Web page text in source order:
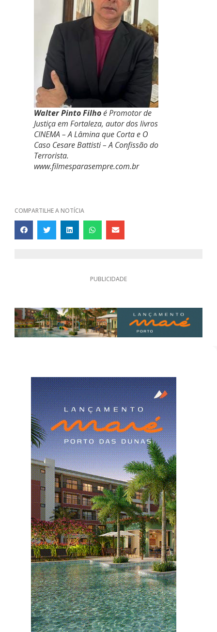
Walter Pinto Filhoé Promotor de
Justiça em Fortaleza, autor dos livros
CINEMA – A Lâmina que Corta e O
Caso Cesare Battisti – A Confissão do
Terrorista.
www.filmesparasempre.com.br
COMPARTILHE A NOTÍCIA
PUBLICIDADE